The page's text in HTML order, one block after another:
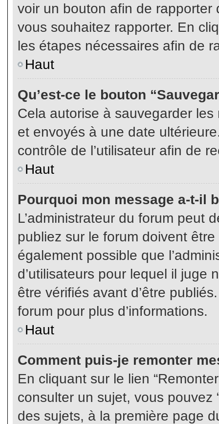
voir un bouton afin de
vous souhaitez rapporter. En
les étapes nécessaires afin de
Haut
Qu’est-ce le bouton
Cela autorise à sauvegarder
et envoyés à une date
contrôle de l’utilisateur afin de
Haut
Pourquoi mon message a-t-il
L’administrateur du forum peut
publiez sur le forum doivent
également possible que
d’utilisateurs pour lequel il juge
être vérifiés avant d’être
forum pour plus d’informations.
Haut
Comment puis-je remonter
En cliquant sur le lien
consulter un sujet, vous pouvez
des sujets, à la première page